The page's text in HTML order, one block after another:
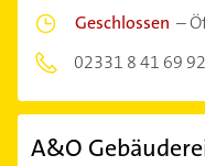
Geschlossen –
02331 8 41 69 92
A&O